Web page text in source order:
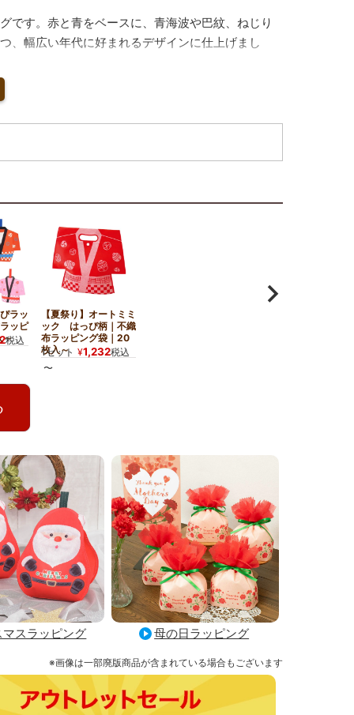
です。赤と青をベースに、青海波や巴紋、ねじり
、幅広い年代に好まれるデザインに仕上げまし
相手に応じて見せ方を変えられるので、店舗販促
どにも活用できます。
へのお土産にも最適。数量限定のご注文も可能な
ラッ
ッピ
～
税込
【夏祭り】オートミミ
ック はっぴ柄｜不織
布ラッピング袋｜20
枚入～
1セット ¥1,232税込
〜
マスラッピング 母の日ラッピング
※画像は一部廃版商品が含まれている場合もございます